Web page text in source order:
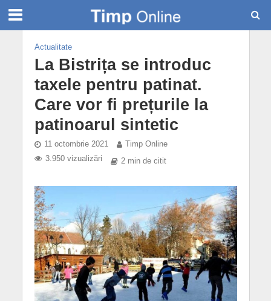
Actualitate
La Bistrița se introduc
taxele pentru patinat.
Care vor fi prețurile la
patinoarul sintetic
11 octombrie 2021
Timp Online
3.950 vizualizări
2 min de citit